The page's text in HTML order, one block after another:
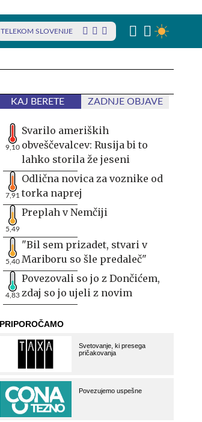
TELEKOM SLOVENIJE
KAJ BERETE ZADNJE OBJAVE
9,10
Svarilo ameriških
obveščevalcev: Rusija bi to
lahko storila že jeseni
7,91
Odlična novica za voznike od
torka naprej
5,49
Preplah v Nemčiji
5,40
"Bil sem prizadet, stvari v
Mariboru so šle predaleč"
4,83
Povezovali so jo z Dončićem,
zdaj so jo ujeli z novim